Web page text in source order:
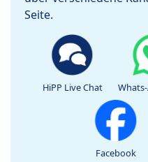
Seite.
HiPP Live Chat
Facebook